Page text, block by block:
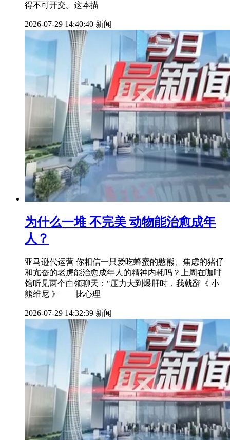
得不可开交。这本描
2026-07-29 14:40:40 新闻
为什么一堆 不完美 动物能治愈成年
人？
亚马逊代运营 你相信一只爱吃蜂蜜的憨熊、焦虑的猪仔
和亢奋的老虎能治愈成年人的精神内耗吗？上周在咖啡
馆听见两个白领聊天："压力大到爆肝时，我就翻《 小
熊维尼 》——比心理
2026-07-29 14:32:39 新闻